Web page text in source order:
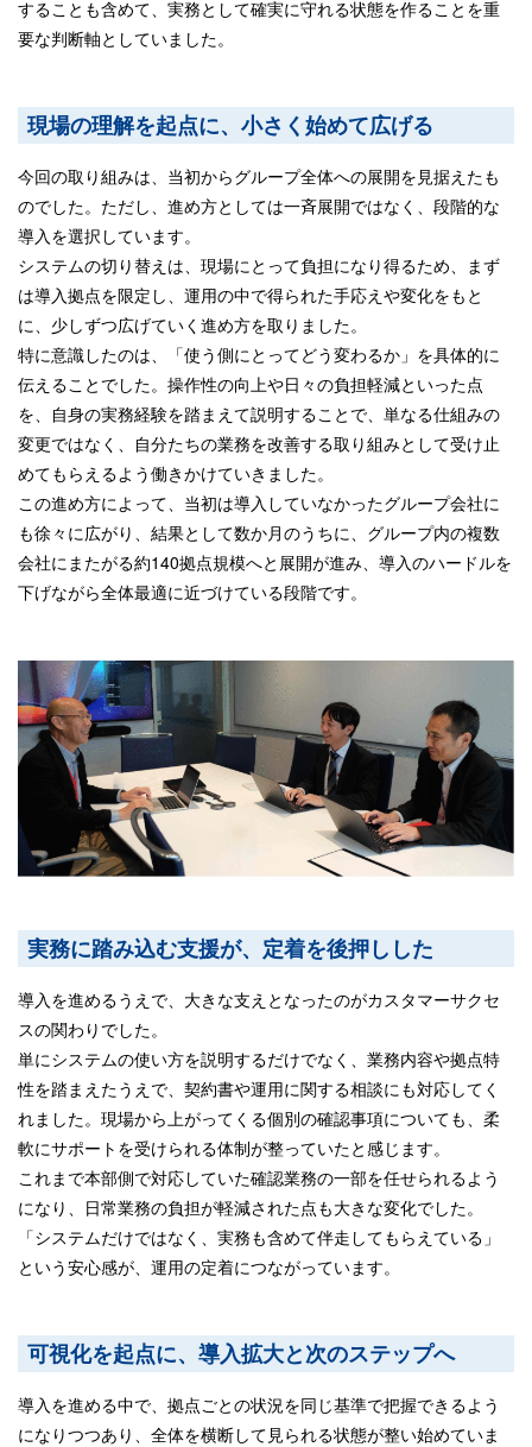
することも含めて、実務として確実に守れる状態を作ることを重
要な判断軸としていました。
現場の理解を起点に、小さく始めて広げる
今回の取り組みは、当初からグループ全体への展開を見据えたも
のでした。ただし、進め方としては一斉展開ではなく、段階的な
導入を選択しています。
システムの切り替えは、現場にとって負担になり得るため、まず
は導入拠点を限定し、運用の中で得られた手応えや変化をもと
に、少しずつ広げていく進め方を取りました。
特に意識したのは、「使う側にとってどう変わるか」を具体的に
伝えることでした。操作性の向上や日々の負担軽減といった点
を、自身の実務経験を踏まえて説明することで、単なる仕組みの
変更ではなく、自分たちの業務を改善する取り組みとして受け止
めてもらえるよう働きかけていきました。
この進め方によって、当初は導入していなかったグループ会社に
も徐々に広がり、結果として数か月のうちに、グループ内の複数
会社にまたがる約140拠点規模へと展開が進み、導入のハードルを
下げながら全体最適に近づけている段階です。
実務に踏み込む支援が、定着を後押しした
導入を進めるうえで、大きな支えとなったのがカスタマーサクセ
スの関わりでした。
単にシステムの使い方を説明するだけでなく、業務内容や拠点特
性を踏まえたうえで、契約書や運用に関する相談にも対応してく
れました。現場から上がってくる個別の確認事項についても、柔
軟にサポートを受けられる体制が整っていたと感じます。
これまで本部側で対応していた確認業務の一部を任せられるよう
になり、日常業務の負担が軽減された点も大きな変化でした。
「システムだけではなく、実務も含めて伴走してもらえている」
という安心感が、運用の定着につながっています。
可視化を起点に、導入拡大と次のステップへ
導入を進める中で、拠点ごとの状況を同じ基準で把握できるよう
になりつつあり、全体を横断して見られる状態が整い始めていま